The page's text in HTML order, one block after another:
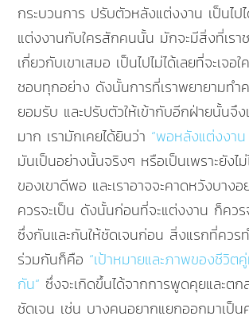
กระบวนการ ปรับตัวหลังแต่งงาน เป็นไป
แต่งงานกับใครสักคนนั้น มักจะมีสิ่งที่เรา
เกี่ยวกับเขาเสมอ เป็นไปไม่ได้เลยที่จะเจอ
ชอบทุกอย่าง ดังนั้นการที่เราพยายามทำ
ยอมรับ และปรับตัวให้เข้ากับอีกฝ่ายนั้นจึ
มาก เรามักเคยได้ยินว่า “พอหลังแต่งงาน
มันเป็นอย่างนั้นจริงๆ หรือเป็นเพราะยังไ
ของเขาดีพอ และเราอาจจะคาดหวังบาง
ควรจะเป็น ดังนั้นก่อนที่จะแต่งงาน ก็ควร
ซึ่งกันและกันให้ชัดเจนก่อน สิ่งแรกที่ควรท
ร่วมกันก็คือ “เป้าหมายและภาพของชีวิตคู่
กัน“ ซึ่งจะเกิดขึ้นได้จากการพูดคุยและตก
ชัดเจน เช่น บางคนอยากแยกออกมาเป็น